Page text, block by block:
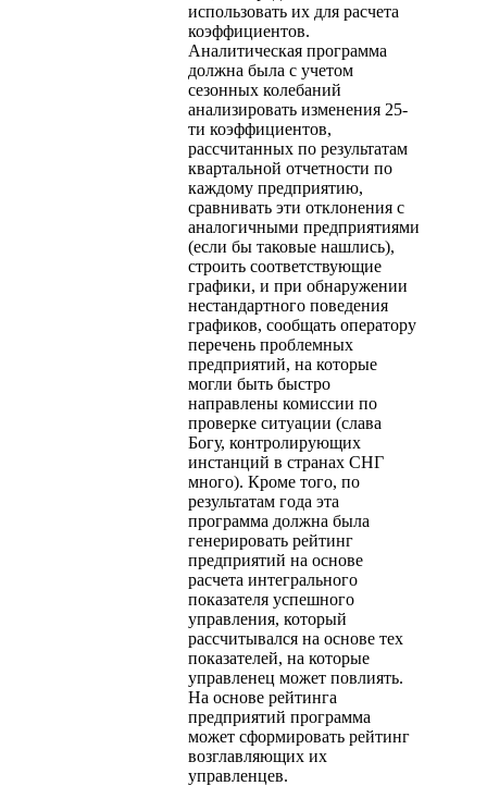
использовать их для расчета
коэффициентов.
Аналитическая программа
должна была с учетом
сезонных колебаний
анализировать изменения 25-
ти коэффициентов,
рассчитанных по результатам
квартальной отчетности по
каждому предприятию,
сравнивать эти отклонения с
аналогичными предприятиями
(если бы таковые нашлись),
строить соответствующие
графики, и при обнаружении
нестандартного поведения
графиков, сообщать оператору
перечень проблемных
предприятий, на которые
могли быть быстро
направлены комиссии по
проверке ситуации (слава
Богу, контролирующих
инстанций в странах СНГ
много). Кроме того, по
результатам года эта
программа должна была
генерировать рейтинг
предприятий на основе
расчета интегрального
показателя успешного
управления, который
рассчитывался на основе тех
показателей, на которые
управленец может повлиять.
На основе рейтинга
предприятий программа
может сформировать рейтинг
возглавляющих их
управленцев.